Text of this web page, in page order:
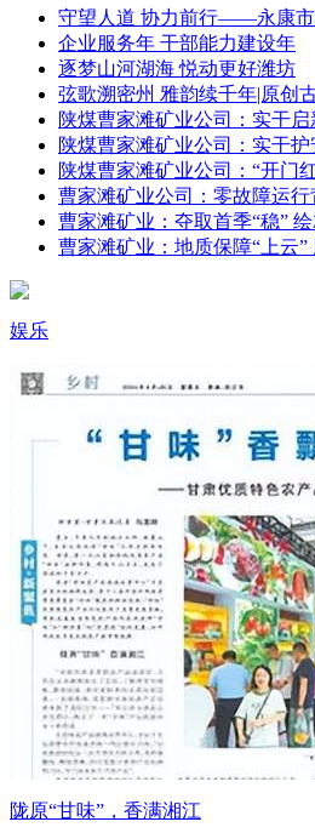
守望人道 协力前行——永康市
企业服务年 干部能力建设年
逐梦山河湖海 悦动更好潍坊
弦歌溯密州 雅韵续千年|原创
陕煤曹家滩矿业公司：实干
陕煤曹家滩矿业公司：实干护
陕煤曹家滩矿业公司：“开门
曹家滩矿业公司：零故障运行
曹家滩矿业：夺取首季“稳”
曹家滩矿业：地质保障“上云”
娱乐
陇原“甘味”，香满湘江